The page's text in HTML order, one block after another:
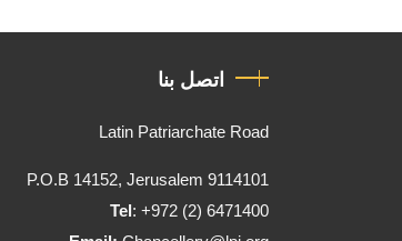
اتصل بنا
Latin Patriarchate Road
P.O.B 14152, Jerusalem 9114101
Tel: +972 (2) 6471400